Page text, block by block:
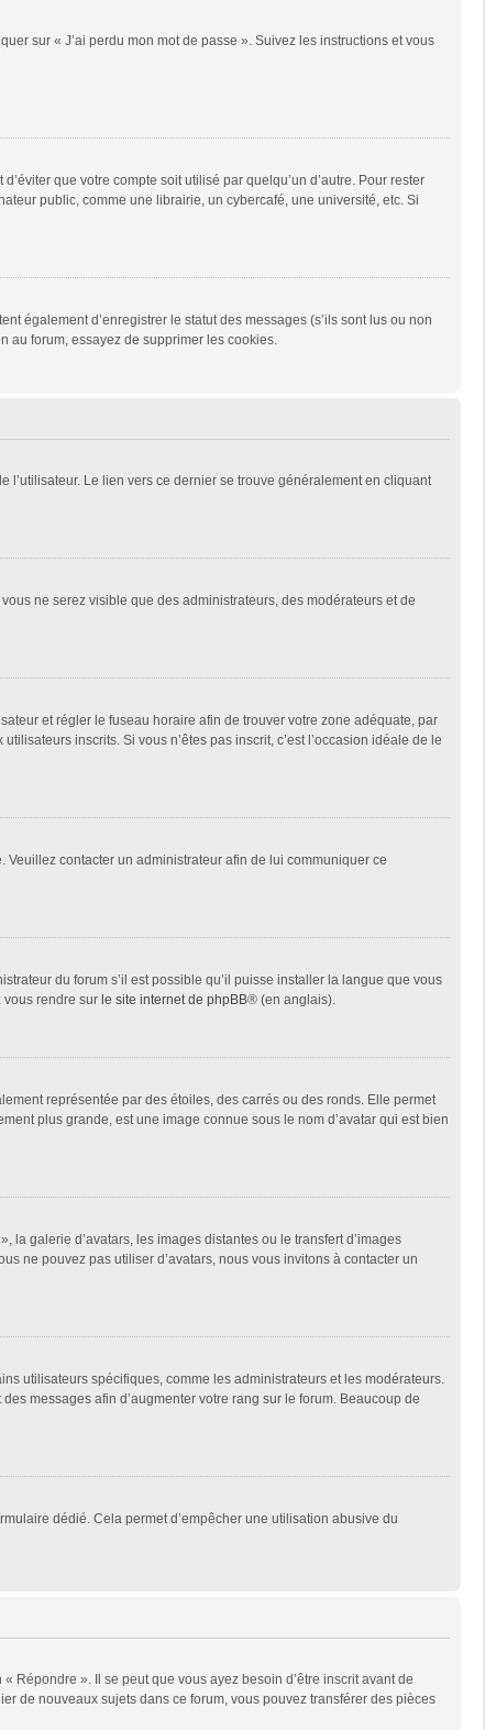
sur « J’ai perdu mon mot de passe ». Suivez les instructions et vous
que votre compte soit utilisé par quelqu’un d’autre. Pour rester
public, comme une librairie, un cybercafé, une université, etc. Si
également d’enregistrer le statut des messages (s’ils sont lus ou non
au forum, essayez de supprimer les cookies.
Le lien vers ce dernier se trouve généralement en cliquant
ne serez visible que des administrateurs, des modérateurs et de
et régler le fuseau horaire afin de trouver votre zone adéquate, par
inscrits. Si vous n’êtes pas inscrit, c’est l’occasion idéale de le
Veuillez contacter un administrateur afin de lui communiquer ce
du forum s’il est possible qu’il puisse installer la langue que vous
vous rendre sur le site internet de phpBB® (en anglais).
représentée par des étoiles, des carrés ou des ronds. Elle permet
plus grande, est une image connue sous le nom d’avatar qui est bien
la galerie d’avatars, les images distantes ou le transfert d’images
ne pouvez pas utiliser d’avatars, nous vous invitons à contacter un
utilisateurs spécifiques, comme les administrateurs et les modérateurs.
messages afin d’augmenter votre rang sur le forum. Beaucoup de
dédié. Cela permet d’empêcher une utilisation abusive du
Répondre ». Il se peut que vous ayez besoin d’être inscrit avant de
de nouveaux sujets dans ce forum, vous pouvez transférer des pièces